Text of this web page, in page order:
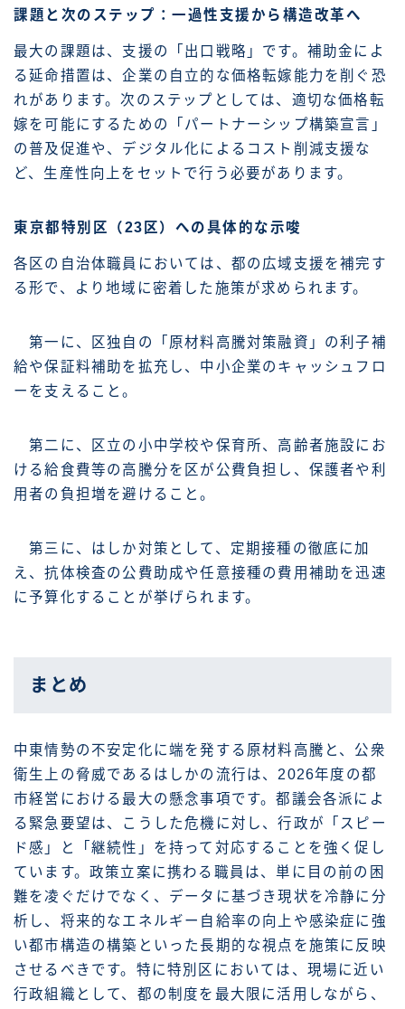
課題と次のステップ：一過性支援から構造改革へ
最大の課題は、支援の「出口戦略」です。補助金によ
る延命措置は、企業の自立的な価格転嫁能力を削ぐ恐
れがあります。次のステップとしては、適切な価格転
嫁を可能にするための「パートナーシップ構築宣言」
の普及促進や、デジタル化によるコスト削減支援な
ど、生産性向上をセットで行う必要があります。
東京都特別区（23区）への具体的な示唆
各区の自治体職員においては、都の広域支援を補完す
る形で、より地域に密着した施策が求められます。
第一に、区独自の「原材料高騰対策融資」の利子補
給や保証料補助を拡充し、中小企業のキャッシュフロ
ーを支えること。
第二に、区立の小中学校や保育所、高齢者施設にお
ける給食費等の高騰分を区が公費負担し、保護者や利
用者の負担増を避けること。
第三に、はしか対策として、定期接種の徹底に加
え、抗体検査の公費助成や任意接種の費用補助を迅速
に予算化することが挙げられます。
まとめ
中東情勢の不安定化に端を発する原材料高騰と、公衆
衛生上の脅威であるはしかの流行は、2026年度の都
市経営における最大の懸念事項です。都議会各派によ
る緊急要望は、こうした危機に対し、行政が「スピー
ド感」と「継続性」を持って対応することを強く促し
ています。政策立案に携わる職員は、単に目の前の困
難を凌ぐだけでなく、データに基づき現状を冷静に分
析し、将来的なエネルギー自給率の向上や感染症に強
い都市構造の構築といった長期的な視点を施策に反映
させるべきです。特に特別区においては、現場に近い
行政組織として、都の制度を最大限に活用しながら、